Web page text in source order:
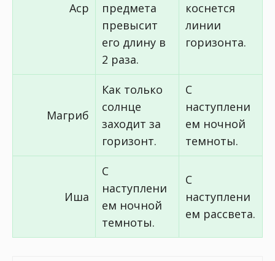
Аср
предмета
превысит
его длину в
2 раза.
коснется
линии
горизонта.
Магриб
Как только
солнце
заходит за
горизонт.
С
наступлени
ем ночной
темноты.
Иша
С
наступлени
ем ночной
темноты.
С
наступлени
ем рассвета.